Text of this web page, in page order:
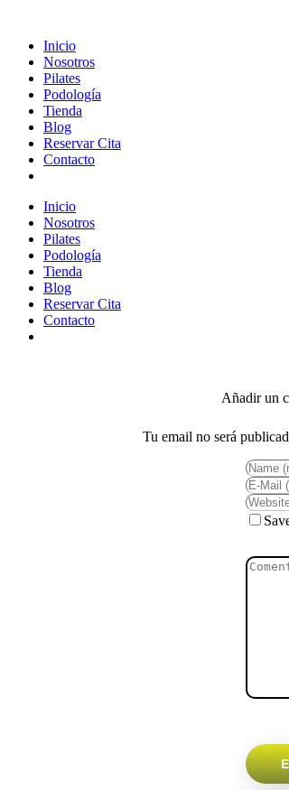
Inicio
Nosotros
Pilates
Podología
Tienda
Blog
Reservar Cita
Contacto
Inicio
Nosotros
Pilates
Podología
Tienda
Blog
Reservar Cita
Contacto